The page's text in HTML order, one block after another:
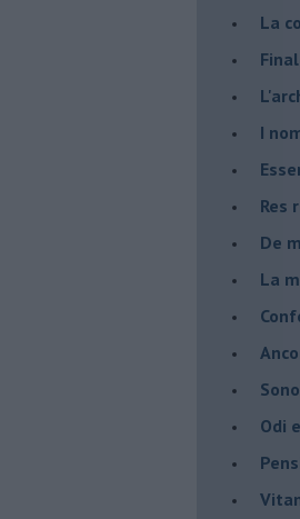
La
I
Res
De
La
Odi